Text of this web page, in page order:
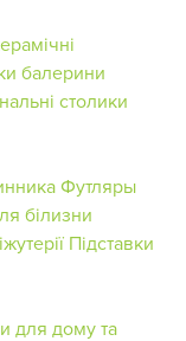
балерини
столики
Футляры
білизни
Підставки
для дому та